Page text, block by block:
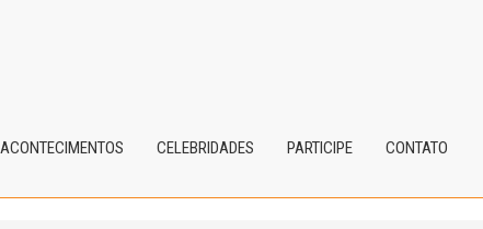
CELEBRIDADES PARTICIPE CONTATO